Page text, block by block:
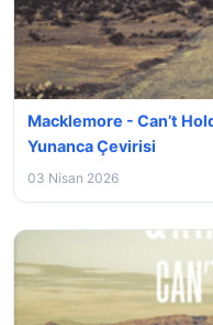
Macklemore - Can’t
Yunanca Çevirisi
03 Nisan 2026